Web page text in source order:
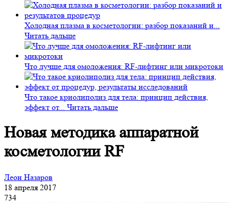
Холодная плазма в косметологии: разбор показаний и...
Читать дальше
Что лучше для омоложения: RF-лифтинг или микротоки
Что такое криолиполиз для тела: принцип действия,
эффект от... Читать дальше
Новая методика аппаратной
косметологии RF
Леон Назаров
18 апреля 2017
734